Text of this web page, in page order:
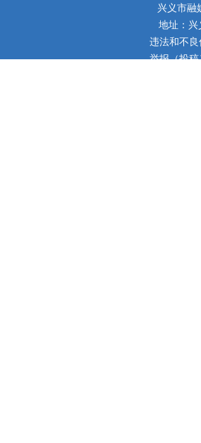
兴义市融
地址：兴
违法和不良
举报（投稿